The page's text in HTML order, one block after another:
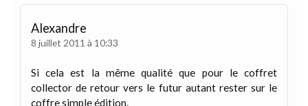
Alexandre
8 juillet 2011 à 10:33
Si cela est la même qualité que pour le coffret
collector de retour vers le futur autant rester sur le
coffre simple édition.